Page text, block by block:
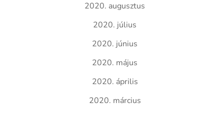
2020. augusztus
2020. július
2020. június
2020. május
2020. április
2020. március